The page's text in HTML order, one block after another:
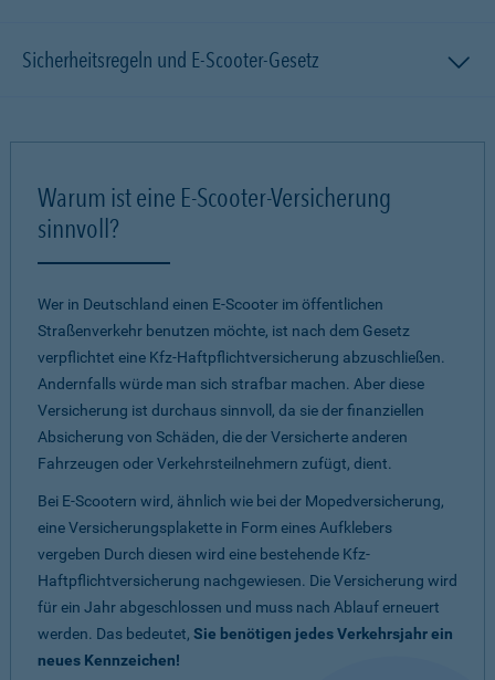
Sicherheitsregeln und E-Scooter-Gesetz
Warum ist eine E-Scooter-Versicherung
sinnvoll?
Wer in Deutschland einen E-Scooter im öffentlichen
Straßenverkehr benutzen möchte, ist nach dem Gesetz
verpflichtet eine Kfz-Haftpflichtversicherung abzuschließen.
Andernfalls würde man sich strafbar machen. Aber diese
Versicherung ist durchaus sinnvoll, da sie der finanziellen
Absicherung von Schäden, die der Versicherte anderen
Fahrzeugen oder Verkehrsteilnehmern zufügt, dient.
Bei E-Scootern wird, ähnlich wie bei der Mopedversicherung,
eine Versicherungsplakette in Form eines Aufklebers
vergeben Durch diesen wird eine bestehende Kfz-
Haftpflichtversicherung nachgewiesen. Die Versicherung wird
für ein Jahr abgeschlossen und muss nach Ablauf erneuert
werden. Das bedeutet, Sie benötigen jedes Verkehrsjahr ein
neues Kennzeichen!